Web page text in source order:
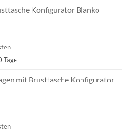
Konfigurator Blanko
Tage
mit Brusttasche Konfigurator